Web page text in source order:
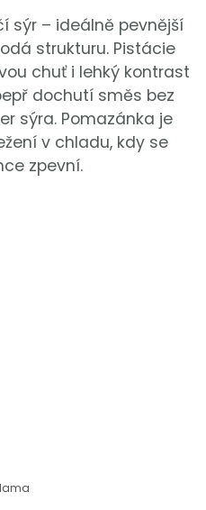
sýr – ideálně pevnější
strukturu. Pistácie
chuť i lehký kontrast
dochutí směs bez
sýra. Pomazánka je
v chladu, kdy se
zpevní.